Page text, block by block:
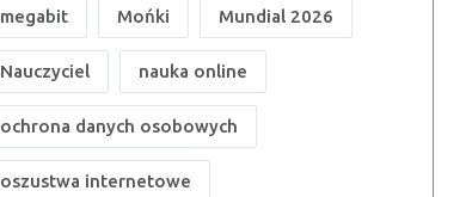
megabit Mońki Mundial 2026
Nauczyciel nauka online
ochrona danych osobowych
oszustwa internetowe